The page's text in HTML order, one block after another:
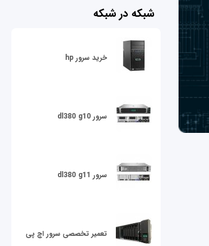
شبکه در شبکه
خرید سرور hp
سرور dl380 g10
سرور dl380 g11
تعمیر تخصصی سرور اچ پی